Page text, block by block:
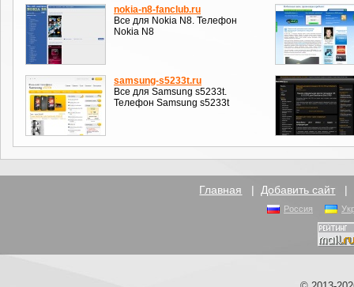
nokia-n8-fanclub.ru
Все для Nokia N8. Телефон
Nokia N8
samsung-s5233t.ru
Все для Samsung s5233t.
Телефон Samsung s5233t
Главная | Добавить сайт |
Россия